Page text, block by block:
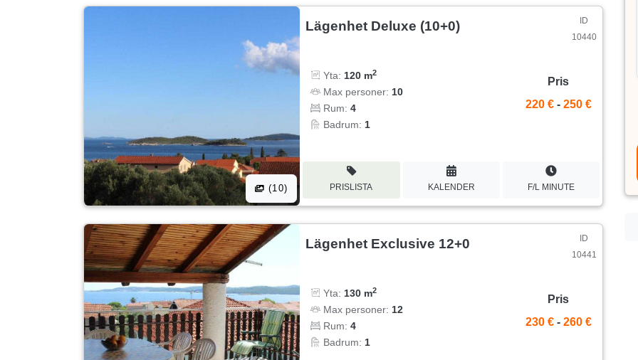
(10)
Lägenhet Deluxe (10+0)
ID
10440
Yta: 120 m2
Max personer: 10
Rum:4
Badrum: 1
Pris
220 € - 250 €
PRISLISTA KALENDER F/L MINUTE
Lägenhet Exclusive 12+0
ID
10441
Yta: 130 m2
Max personer: 12
Rum:4
Badrum: 1
Pris
230 € - 260 €